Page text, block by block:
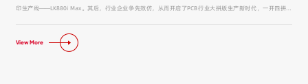
印生产线——LK880i Max。其后，行业企业争先效仿，从而开启了PCB行业大拼版生产新时代，一开四拼版
条生产线在客户现场投入生产，实测量产产能达到4.5片/分钟。
View More